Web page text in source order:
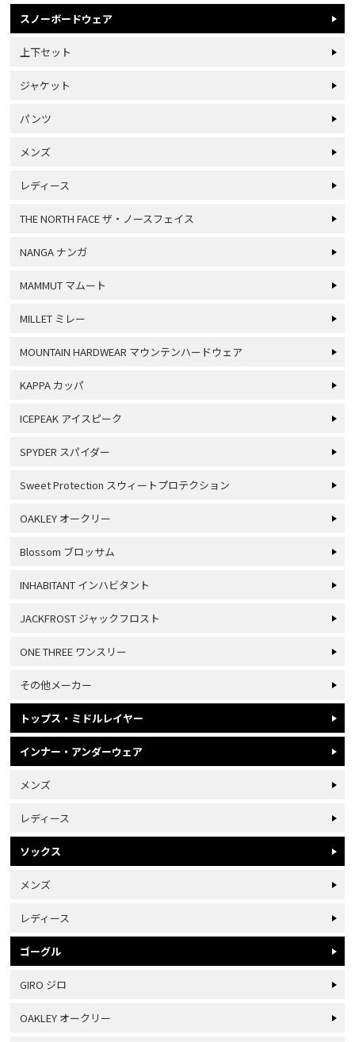
スノーボードウェア
上下セット
ジャケット
パンツ
メンズ
レディース
THE NORTH FACE ザ・ノースフェイス
NANGA ナンガ
MAMMUT マムート
MILLET ミレー
MOUNTAIN HARDWEAR マウンテンハードウェア
KAPPA カッパ
ICEPEAK アイスピーク
SPYDER スパイダー
Sweet Protection スウィートプロテクション
OAKLEY オークリー
Blossom ブロッサム
INHABITANT インハビタント
JACKFROST ジャックフロスト
ONE THREE ワンスリー
その他メーカー
トップス・ミドルレイヤー
インナー・アンダーウェア
メンズ
レディース
ソックス
メンズ
レディース
ゴーグル
GIRO ジロ
OAKLEY オークリー